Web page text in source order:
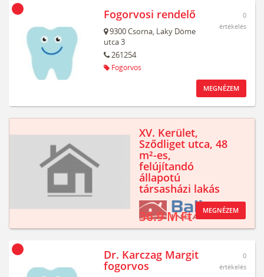
Fogorvosi rendelő
9300Csorna, Laky Döme
utca 3
261254
Fogorvos
0
értékelés
MEGNÉZEM
XV. Kerület,
Sződliget utca, 48
m²-es,
felújítandó
állapotú
társasházi lakás
36.9 M Ft MEGNÉZEM
Dr. Karczag Margit
fogorvos
0
értékelés